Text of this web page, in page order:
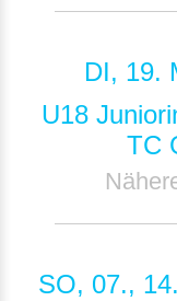
DI, 19.
U18
TC
SO, 07.,